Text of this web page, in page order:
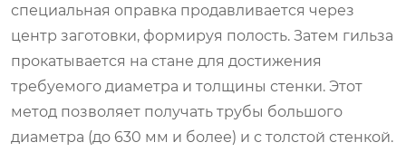
специальная оправка продавливается через
центр заготовки, формируя полость. Затем гильза
прокатывается на стане для достижения
требуемого диаметра и толщины стенки. Этот
метод позволяет получать трубы большого
диаметра (до 630 мм и более) и с толстой стенкой.